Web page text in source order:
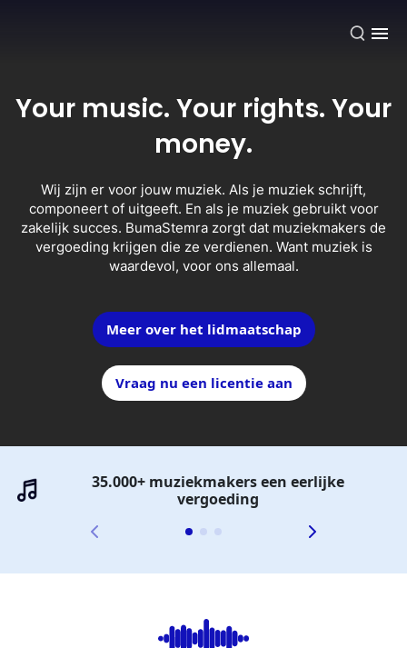
Your music. Your rights. Your
money.
Wij zijn er voor jouw muziek. Als je muziek schrijft,
componeert of uitgeeft. En als je muziek gebruikt voor
zakelijk succes. BumaStemra zorgt dat muziekmakers de
vergoeding krijgen die ze verdienen. Want muziek is
waardevol, voor ons allemaal.
Meer over het lidmaatschap
Vraag nu een licentie aan
35.000+ muziekmakers een eerlijke
vergoeding